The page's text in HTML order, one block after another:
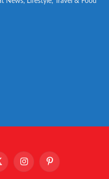
InstagramPinterest